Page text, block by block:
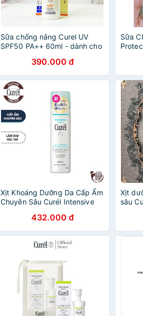
Sữa chống nắng Curel UV
SPF50 PA++ 60ml - dành cho
390.000 đ
Sữa
Xịt Khoáng Dưỡng Da Cấp Ẩm
Chuyên Sâu Curél Intensive
Spray 150g432.000 đ
Xịt
sâu